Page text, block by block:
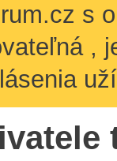
s
,